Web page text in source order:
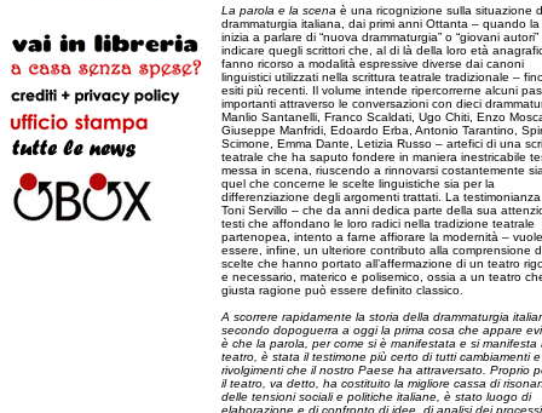
La parola e la scena è una ricognizione sulla situazione
drammaturgia italiana, dai primi anni Ottanta – quando la
inizia a parlare di “nuova drammaturgia” o “giovani autori”
indicare quegli scrittori che, al di là della loro età
fanno ricorso a modalità espressive diverse dai canoni
linguistici utilizzati nella scrittura teatrale tradizionale –
esiti più recenti. Il volume intende ripercorrerne alcuni
importanti attraverso le conversazioni con dieci
Manlio Santanelli, Franco Scaldati, Ugo Chiti, Enzo
Giuseppe Manfridi, Edoardo Erba, Antonio Tarantino,
Scimone, Emma Dante, Letizia Russo – artefici di una
teatrale che ha saputo fondere in maniera inestricabile
messa in scena, riuscendo a rinnovarsi costantemente
quel che concerne le scelte linguistiche sia per la
differenziazione degli argomenti trattati. La
Toni Servillo – che da anni dedica parte della sua
testi che affondano le loro radici nella tradizione teatrale
partenopea, intento a farne affiorare la modernità – vuole
essere, infine, un ulteriore contributo alla comprensione
scelte che hanno portato all’affermazione di un teatro
e necessario, materico e polisemico, ossia a un teatro
giusta ragione può essere definito classico.
A scorrere rapidamente la storia della drammaturgia
secondo dopoguerra a oggi la prima cosa che appare
è che la parola, per come si è manifestata e si manifesta
teatro, è stata il testimone più certo di tutti cambiamenti
rivolgimenti che il nostro Paese ha attraversato. Proprio
il teatro, va detto, ha costituito la migliore cassa di
delle tensioni sociali e politiche italiane, è stato luogo di
elaborazione e di confronto di idee, di analisi dei